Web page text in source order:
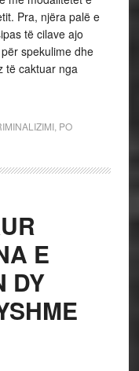
Pra, njëra palë e
të cilave ajo
spekulime dhe
të caktuar nga
, PO
E
DY